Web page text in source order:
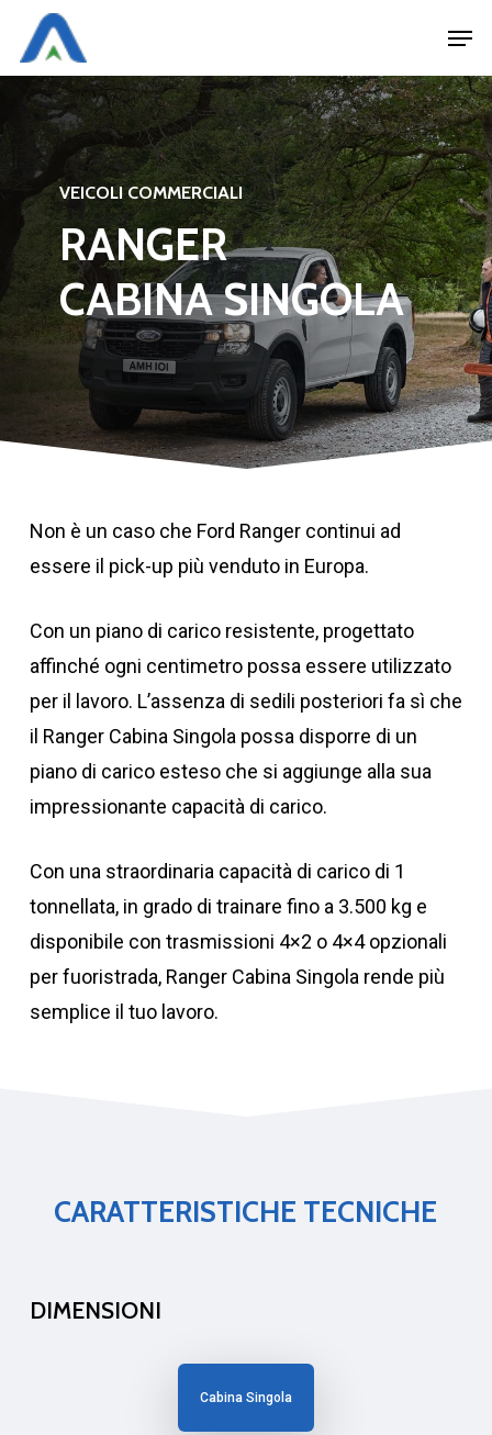
content
VEICOLI COMMERCIALI
RANGER
CABINA SINGOLA
Non è un caso che Ford Ranger continui ad
essere il pick-up più venduto in Europa.
Con un piano di carico resistente, progettato
affinché ogni centimetro possa essere utilizzato
per il lavoro. L’assenza di sedili posteriori fa sì che
il Ranger Cabina Singola possa disporre di un
piano di carico esteso che si aggiunge alla sua
impressionante capacità di carico.
Con una straordinaria capacità di carico di 1
tonnellata, in grado di trainare fino a 3.500 kg e
disponibile con trasmissioni 4×2 o 4×4 opzionali
per fuoristrada, Ranger Cabina Singola rende più
semplice il tuo lavoro.
CARATTERISTICHE TECNICHE
DIMENSIONI
Cabina Singola